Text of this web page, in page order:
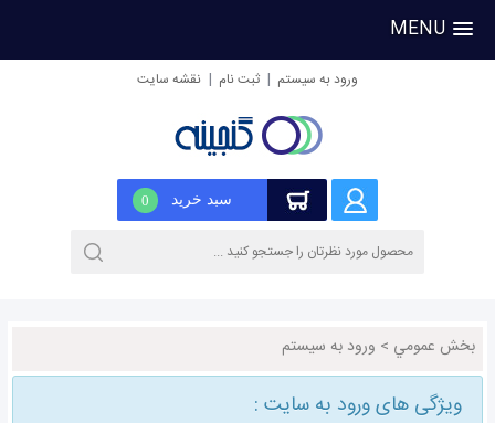
MENU
ورود به سیستم | ثبت نام | نقشه سایت
سبد خرید 0
بخش عمومي > ورود به سیستم
ویژگی های ورود به سایت :